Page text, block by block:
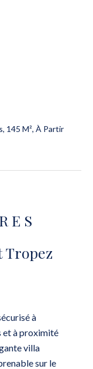
145 M², À Partir
Tropez
à
et à proximité
villa
sur le